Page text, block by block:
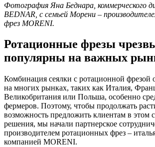
Фотография Яна Беднара, коммерческого
BEDNAR, с семьей Морени –
фрез MORENI.
Ротационные фрезы
популярны на важных
Комбинация сеялки с ротационной фрезой
на многих рынках, таких как Италия,
Великобритания или Польша, особенно
фермеров. Поэтому, чтобы продолжать
возможность предложить клиентам в этом
решения, мы начали партнерское
производителем ротационных фрез –
компанией MORENI.